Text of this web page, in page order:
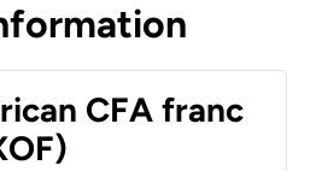
CFA franc